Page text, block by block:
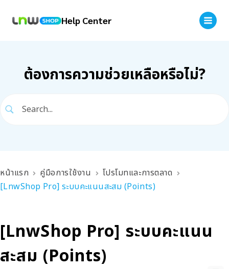
Help Center
ต้องการความช่วยเหลือหรือไม่?
หน้าแรก คู่มือการใช้งาน
โปรโมทและการตลาด
[LnwShop Pro] ระบบคะแนนสะสม (Points)
[LnwShop Pro] ระบบคะแนน
สะสม (Points)